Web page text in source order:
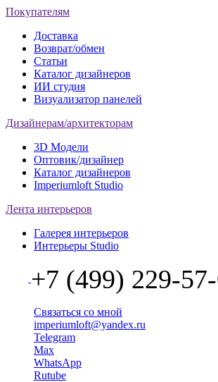
Покупателям
Доставка
Возврат/обмен
Статьи
Каталог дизайнеров
ИИ студия
Визуализатор панелей
Дизайнерам/архитекторам
3D Модели
Оптовик/дизайнер
Каталог дизайнеров
Imperiumloft Studio
Лента интерьеров
Галерея интерьеров
Интерьеры Studio
+7 (499) 229-
Связаться со мной
imperiumloft@yandex.ru
Telegram
Max
WhatsApp
Rutube